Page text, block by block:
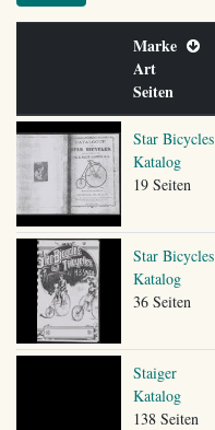
Marke
Art
Seiten
Star Bicycles
Katalog
19 Seiten
Star Bicycles
Katalog
36 Seiten
Staiger
Katalog
138 Seiten